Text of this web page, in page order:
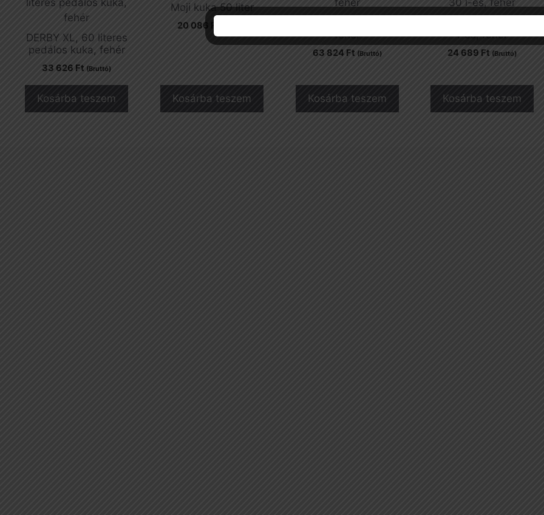
DERBY XL, 60 literes
pedálos kuka, fehér
33 626 Ft (Bruttó)
Kosárba teszem
Moji kuka 50 liter
20 086
Kosárba teszem
fehér
63 824 Ft (Bruttó)
Kosárba teszem
l-es, fehér
24 689 Ft (Bruttó)
Kosárba teszem